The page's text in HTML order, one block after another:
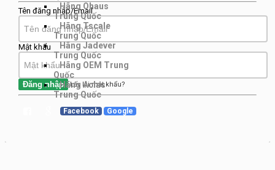
Hãng Ohaus
Trung Quốc
Hãng Tscale
Trung Quốc
Hãng Jadever
Trung Quốc
Hãng OEM Trung
Quốc
Hãng Aclas
Trung Quốc
Tên đăng nhập/Email
Mật khẩu
Đăng nhập Lấy lại mật khẩu?
Facebook Google